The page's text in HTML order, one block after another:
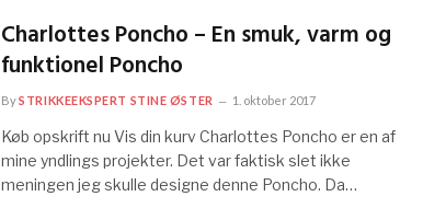
Charlottes Poncho – En smuk, varm og
funktionel Poncho
BySTRIKKEEKSPERT STINE ØSTER 1. oktober 2017
Køb opskrift nu Vis din kurv Charlottes Poncho er en af
mine yndlings projekter. Det var faktisk slet ikke
meningen jeg skulle designe denne Poncho. Da…